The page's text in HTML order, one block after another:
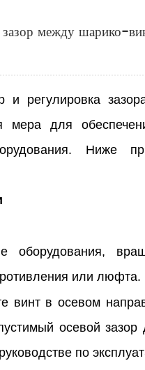
зазор между шарико-
и регулировка
для
Ниже
оборудования,
или люфта.
винт в осевом
осевой
по